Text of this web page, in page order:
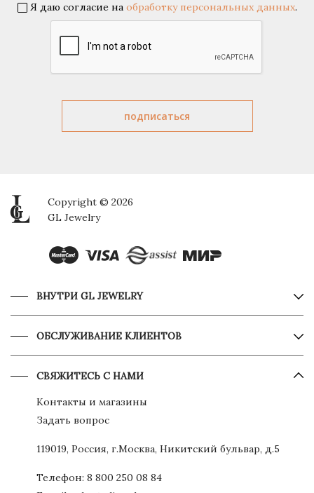
Я даю согласие на обработку персональных данных.
Copyright © 2026
GL Jewelry
ВНУТРИ GL JEWELRY
ОБСЛУЖИВАНИЕ КЛИЕНТОВ
СВЯЖИТЕСЬ С НАМИ
Контакты и магазины
Задать вопрос
119019, Россия, г.Москва, Никитский бульвар, д.5
Телефон: 8 800 250 08 84